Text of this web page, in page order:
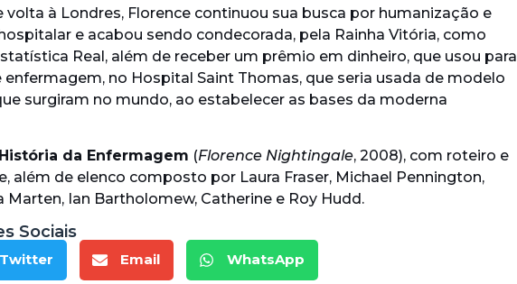
volta à Londres, Florence continuou sua busca por humanização e
e acabou sendo condecorada, pela Rainha Vitória, como
Real, além de receber um prêmio em dinheiro, que usou para
enfermagem, no Hospital Saint Thomas, que seria usada de modelo
surgiram no mundo, ao estabelecer as bases da moderna
da Enfermagem (Florence Nightingale, 2008), com roteiro e
além de elenco composto por Laura Fraser, Michael Pennington,
Marten, Ian Bartholomew, Catherine e Roy Hudd.
Sociais
Twitter Email WhatsApp